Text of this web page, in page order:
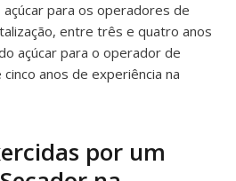
para os operadores de
entre três e quatro anos
açúcar para o operador de
anos de experiência na
por um